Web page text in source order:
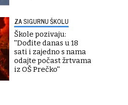
ZA SIGURNU ŠKOLU
Škole pozivaju:
''Dođite danas u 18
sati i zajedno s nama
odajte počast žrtvama
iz OŠ Prečko''